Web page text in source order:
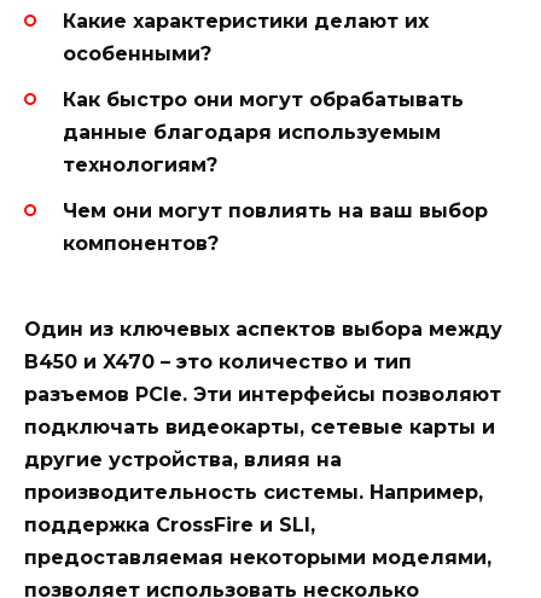
Какие характеристики делают их
особенными?
Как быстро они могут обрабатывать
данные благодаря используемым
технологиям?
Чем они могут повлиять на ваш выбор
компонентов?
Один из ключевых аспектов выбора между
B450 и X470 – это количество и тип
разъемов PCIe. Эти интерфейсы позволяют
подключать видеокарты, сетевые карты и
другие устройства, влияя на
производительность системы. Например,
поддержка CrossFire и SLI,
предоставляемая некоторыми моделями,
позволяет использовать несколько